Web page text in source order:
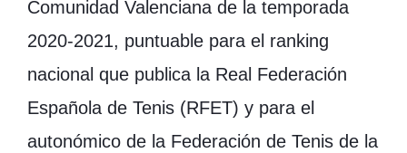
Comunidad Valenciana de la temporada
2020-2021, puntuable para el ranking
nacional que publica la Real Federación
Española de Tenis (RFET) y para el
autonómico de la Federación de Tenis de la